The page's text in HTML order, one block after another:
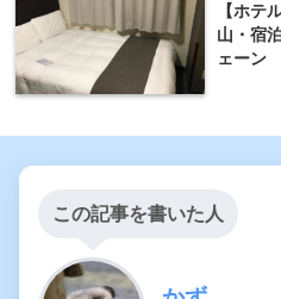
【ホテ
山・宿
ェーン
この記事を書いた人